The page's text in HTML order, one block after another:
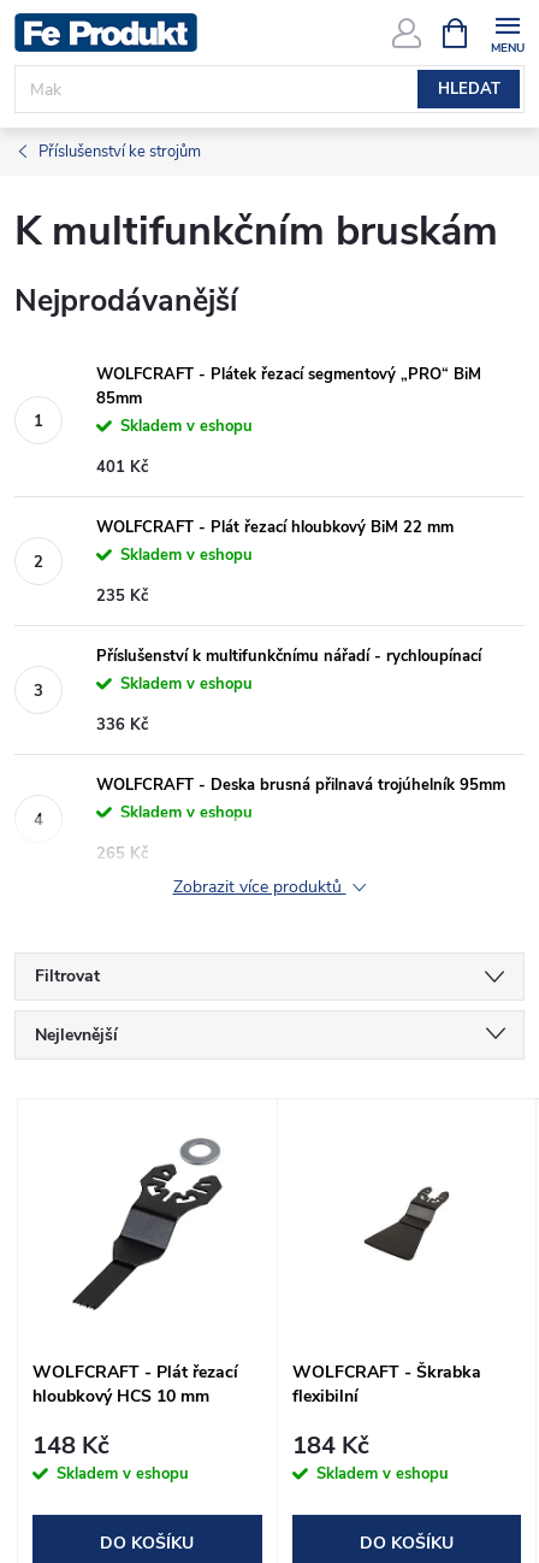
Přejít
na
obsah
HLEDAT
NÁKUPNÍ
KOŠÍK
Příslušenství ke strojům
K multifunkčním bruskám
Nejprodávanější
WOLFCRAFT - Plátek řezací segmentový „PRO“ BiM
85mm
Skladem v eshopu
401 Kč
WOLFCRAFT - Plát řezací hloubkový BiM 22 mm
Skladem v eshopu
235 Kč
Příslušenství k multifunkčnímu nářadí - rychloupínací
Skladem v eshopu
336 Kč
WOLFCRAFT - Deska brusná přilnavá trojúhelník 95mm
Skladem v eshopu
265 Kč
Zobrazit více produktů
Filtrovat
Ř
p
o
Nejlevnější
s
p
WOLFCRAFT - Plát řezací
hloubkový HCS 10 mm
148 Kč
Skladem v eshopu
DO KOŠÍKU
WOLFCRAFT - Škrabka
flexibilní
184 Kč
Skladem v eshopu
DO KOŠÍKU